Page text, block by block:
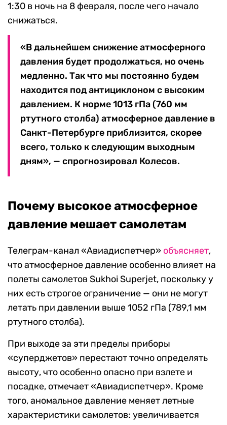
1:30 в ночь на 8 февраля, после чего начало
снижаться.
«В дальнейшем снижение атмосферного
давления будет продолжаться, но очень
медленно. Так что мы постоянно будем
находится под антициклоном с высоким
давлением. К норме 1013 гПа (760 мм
ртутного столба) атмосферное давление в
Санкт-Петербурге приблизится, скорее
всего, только к следующим выходным
дням», — спрогнозировал Колесов.
Почему высокое атмосферное
давление мешает самолетам
Телеграм-канал «Авиадиспетчер» объясняет,
что атмосферное давление особенно влияет на
полеты самолетов Sukhoi Superjet, поскольку у
них есть строгое ограничение — они не могут
летать при давлении выше 1052 гПа (789,1 мм
ртутного столба).
При выходе за эти пределы приборы
«суперджетов» перестают точно определять
высоту, что особенно опасно при взлете и
посадке, отмечает «Авиадиспетчер». Кроме
того, аномальное давление меняет летные
характеристики самолетов: увеличивается